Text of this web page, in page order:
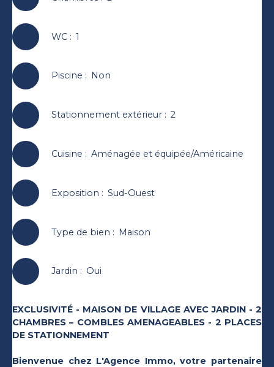
WC: 1
Piscine : Non
Stationnement extérieur: 2
Cuisine : Aménagée et équipée/Américaine
Exposition : Sud-Ouest
Type de bien : Maison
Jardin : Oui
EXCLUSIVITÉ - MAISON DE VILLAGE AVEC JARDIN - 2
CHAMBRES – COMBLES AMENAGEABLES - 2 PLACES
DE STATIONNEMENT
Bienvenue chez L'Agence Immo, votre partenaire